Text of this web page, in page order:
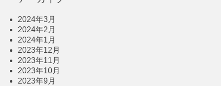
2024年3月
2024年2月
2024年1月
2023年12月
2023年11月
2023年10月
2023年9月